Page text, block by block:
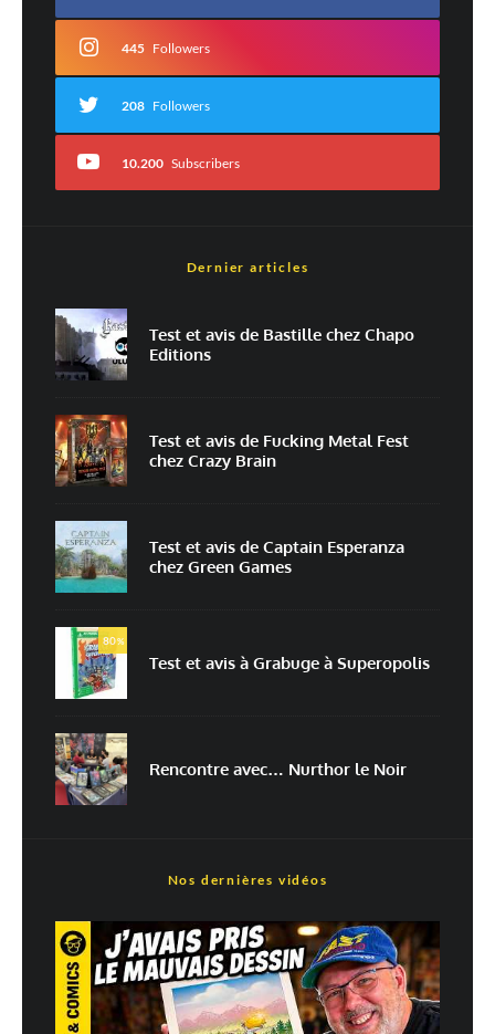
Commentaire*
E-mail*
Enregistrer mon nom, mon e-mail et mon site dans le navigateur pour
mon prochain commentaire.
Prévenez-moi de tous les nouveaux commentaires par e-mail.
Prévenez-moi de tous les nouveaux articles par e-mail.
traitées
445 Followers
208 Followers
10.200 Subscribers
Dernier articles
Test et avis de Bastille chez Chapo
Editions
Test et avis de Fucking Metal Fest
chez Crazy Brain
Test et avis de Captain Esperanza
chez Green Games
80%
Test et avis à Grabuge à Superopolis
Rencontre avec… Nurthor le Noir
Nos dernières vidéos